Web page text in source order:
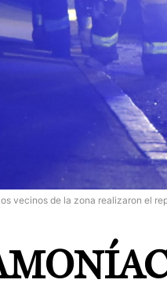
vecinos de la zona realizaron el